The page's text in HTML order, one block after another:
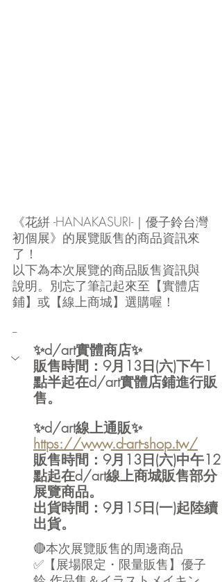
《花絣 -HANAKASURI-｜優子鈴台灣
初個展》的展覽販售的商品資訊來
了！
以下為本次展覽的商品販售資訊與
說明。別忘了筆記起來至【實體店
鋪】或【線上商城】選購喔！
--
✨d/art實體商店✨
販售時間：9月13日(六)下午1
點半起在d/art實體店鋪進行販
售。
✨d/art線上通販✨
https://www.d-art-shop.tw/
販售時間：9月13日(六)中午12
點起在d/art線上商城販售部分
展覽商品。
出貨時間：9月15日(一)起陸續
出貨。
🔴本次展覽販售的周邊商品
✅【展場限定・限量販售】優子